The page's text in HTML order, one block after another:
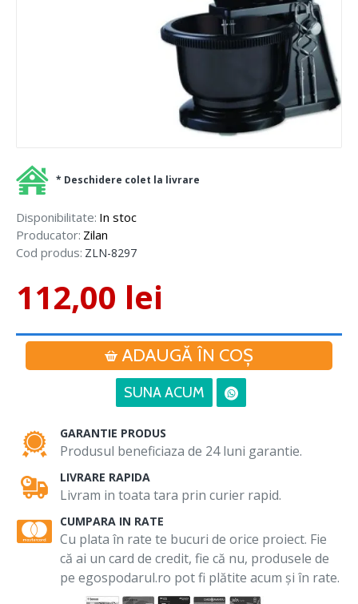
Disponibilitate: In stoc
Producator: Zilan
Cod produs: ZLN-8297
112,00 lei
ADAUGĂ ÎN COŞ
SUNA ACUM
* Deschidere colet la livrare
GARANTIE PRODUS
Produsul beneficiaza de 24 luni garantie.
LIVRARE RAPIDA
Livram in toata tara prin curier rapid.
CUMPARA IN RATE
Cu plata în rate te bucuri de orice proiect. Fie
că ai un card de credit, fie că nu, produsele de
pe egospodarul.ro pot fi plătite acum și în rate.